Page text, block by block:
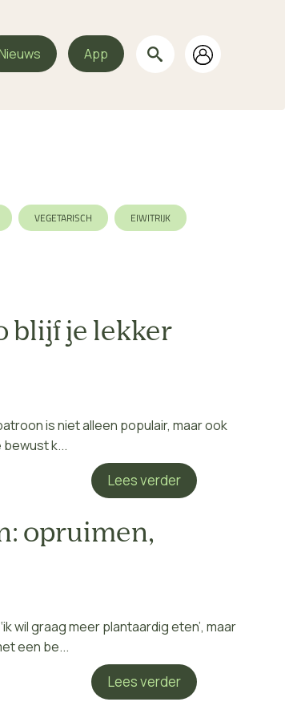
App
VEGETARISCH
EIWITRIJK
blijf je lekker
is niet alleen populair, maar ook
bewust k...
Lees verder
opruimen,
wil graag meer plantaardig eten’, maar
een be...
Lees verder